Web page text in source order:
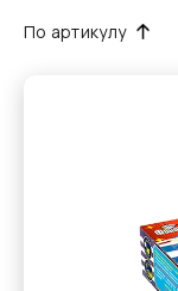
По артикулу